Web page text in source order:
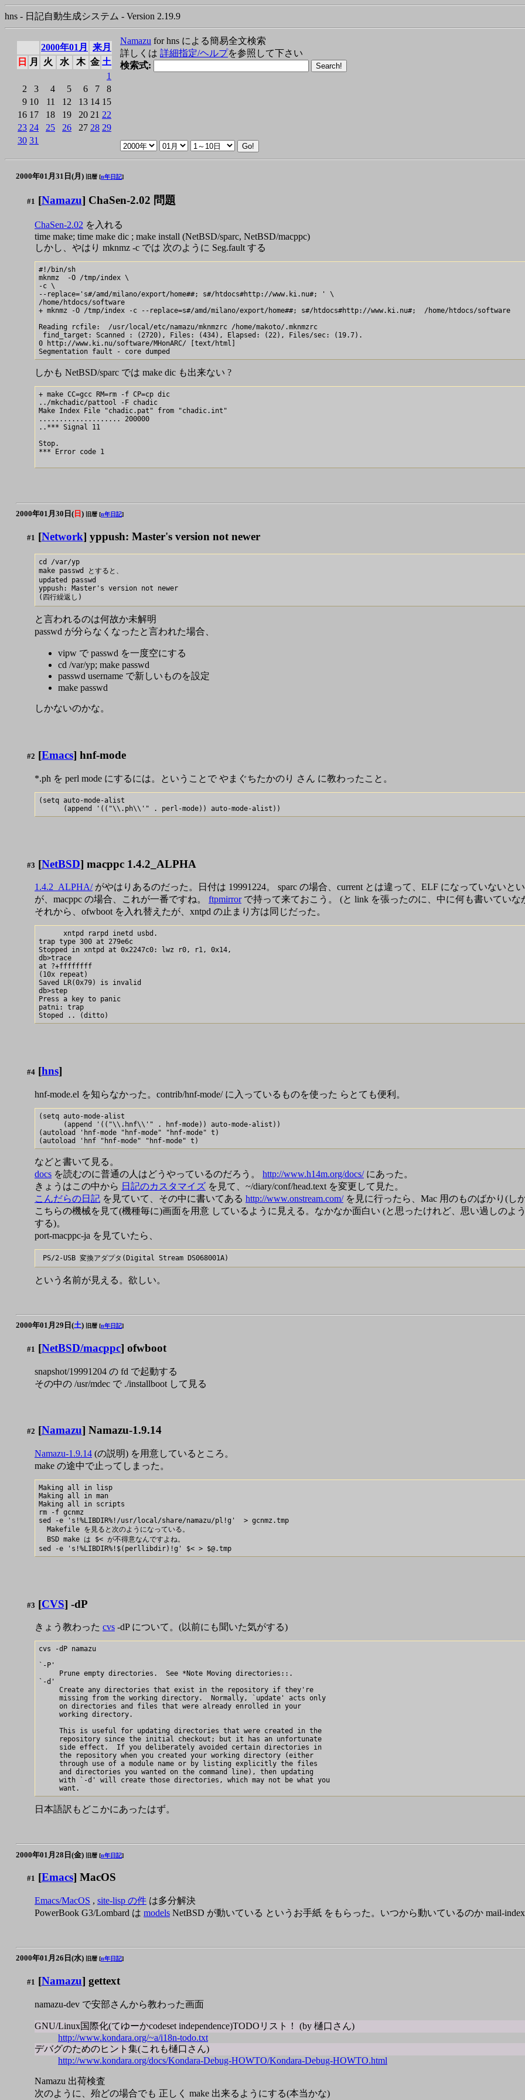
hns - 日記自動生成システム - Version 2.19.9
2000年01月
来月
日
月 火 水 木 金 土
1
2
3 4 5 6 7
8
9 10 11 12 13 14 15
16 17 18 19 20 21 22
23 24 25 26 27 28 29
30 31
Namazu for hns による簡易全文検索
詳しくは 詳細指定/ヘルプを参照して下さい
検索式:
2000年01月31日(月) 旧暦 [n年日記]
#1 [Namazu] ChaSen-2.02 問題
ChaSen-2.02 を入れる
time make; time make dic ; make install (NetBSD/sparc, NetBSD/macppc)
しかし、やはり mknmz -c では 次のように Seg.fault する
#!/bin/sh
mknmz  -O /tmp/index \
-c \
--replace='s#/amd/milano/export/home##; s#/htdocs#http://www.ki.nu#; ' \
/home/htdocs/software
+ mknmz -O /tmp/index -c --replace=s#/amd/milano/export/home##; s#/htdocs#http://www.ki.nu#;  /home/htdocs/software
Reading rcfile:  /usr/local/etc/namazu/mknmzrc /home/makoto/.mknmzrc
find_target: Scanned : (2720), Files: (434), Elapsed: (22), Files/sec: (19.7).
0 http://www.ki.nu/software/MHonARC/ [text/html]
しかも NetBSD/sparc では make dic も出来ない ?
+ make CC=gcc RM=rm -f CP=cp dic
../mkchadic/pattool -F chadic
Make Index File "chadic.pat" from "chadic.int"
.................... 200000
..*** Signal 11
Stop.
*** Error code 1
2000年01月30日( 日 ) 旧暦 [n年日記]
#1 [Network] yppush: Master's version not newer
cd /var/yp
make passwd とすると、
updated passwd
yppush: Master's version not newer
と言われるのは何故か未解明
passwd が分らなくなったと言われた場合、
vipw で passwd を一度空にする
cd /var/yp; make passwd
passwd username で新しいものを設定
make passwd
しかないのかな。
#2 [Emacs] hnf-mode
*.ph を perl mode にするには。ということで やまぐちたかのり さん に教わったこと。
(setq auto-mode-alist
#3 [NetBSD] macppc 1.4.2_ALPHA
1.4.2_ALPHA/がやはりあるのだった。日付は 19991224。 sparc の場合、current とは違って、ELF になっていないと
が、macppc の場合、これが一番ですね。 ftpmirrorで持って来ておこう。 (と link を張ったのに、中に何も書いていな
それから、ofwboot を入れ替えたが、xntpd の止まり方は同じだった。
      xntpd rarpd inetd usbd.
trap type 300 at 279e6c
Stopped in xntpd at 0x2247c0: lwz r0, r1, 0x14,
db>trace
at ?+ffffffff
(10x repeat)
Saved LR(0x79) is invalid
db>step
Press a key to panic
patni: trap
#4[hns]
hnf-mode.el を知らなかった。contrib/hnf-mode/ に入っているものを使った らとても便利。
(setq auto-mode-alist
      (append '(("\\.hnf\\'" . hnf-mode)) auto-mode-alist))
(autoload 'hnf-mode "hnf-mode" "hnf-mode" t)
などと書いて見る。
docs を読むのに普通の人はどうやっているのだろう。 http://www.h14m.org/docs/にあった。
きょうはこの中から 日記のカスタマイズ を見て、~/diary/conf/head.text を変更して見た。
こんだらの日記 を見ていて、その中に書いてある http://www.onstream.com/を見に行ったら、Mac 用のものばかり(し
こちらの機械を見て(機種毎に)画面を用意 しているように見える。なかなか面白い (と思ったけれど、思い過しのよ
する)。
port-macppc-ja を見ていたら、
という名前が見える。欲しい。
2000年01月29日(土) 旧暦 [n年日記]
#1 [NetBSD/macppc] ofwboot
snapshot/19991204 の fd で起動する
その中の /usr/mdec で ./installboot して見る
#2 [Namazu] Namazu-1.9.14
Namazu-1.9.14 (の説明) を用意しているところ。
make の途中で止ってしまった。
Making all in lisp
Making all in man
Making all in scripts
rm -f gcnmz
sed -e 's!%LIBDIR%!/usr/local/share/namazu/pl!g'  > gcnmz.tmp
  Makefile を見ると次のようになっている。
  BSD make は $< が不得意なんですよね。
#3 [CVS] -dP
きょう教わった cvs -dP について。(以前にも聞いた気がする)
cvs -dP namazu
`-P'
     Prune empty directories.  See *Note Moving directories::.
`-d'
     Create any directories that exist in the repository if they're
     missing from the working directory.  Normally, `update' acts only
     on directories and files that were already enrolled in your
     working directory.
     This is useful for updating directories that were created in the
     repository since the initial checkout; but it has an unfortunate
     side effect.  If you deliberately avoided certain directories in
     the repository when you created your working directory (either
     through use of a module name or by listing explicitly the files
     and directories you wanted on the command line), then updating
     with `-d' will create those directories, which may not be what you
日本語訳もどこかにあったはず。
2000年01月28日(金) 旧暦 [n年日記]
#1 [Emacs] MacOS
Emacs/MacOS , site-lisp の件 は多分解決
PowerBook G3/Lombard は models NetBSD が動いている というお手紙 をもらった。いつから動いているのか mail-
2000年01月26日(水) 旧暦 [n年日記]
#1 [Namazu] gettext
namazu-dev で安部さんから教わった画面
GNU/Linux国際化(てゆーかcodeset independence)TODOリスト！ (by 樋口さん)
http://www.kondara.org/~a/i18n-todo.txt
デバグのためのヒント集(これも樋口さん)
http://www.kondara.org/docs/Kondara-Debug-HOWTO/Kondara-Debug-HOWTO.html
Namazu 出荷検査
次のように、殆どの場合でも 正しく make 出来るようにする(本当かな)